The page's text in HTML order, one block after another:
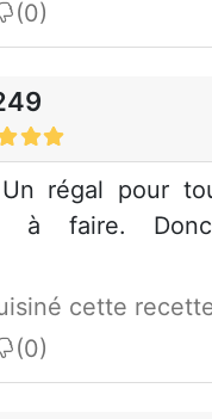
I do not appreciate
régal pour
à faire.
cette
I do not appreciate